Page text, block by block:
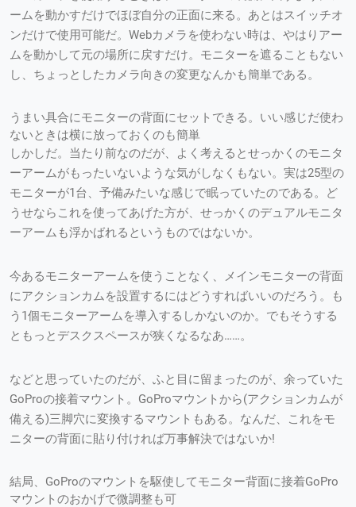
ームを動かすだけでほぼ自分の正面に来る。あとはスイッチオ
ンだけで使用可能だ。Webカメラを使わない時は、やはりアー
ムを動かして元の場所に戻すだけ。モニターを遮ることもない
し、ちょっとしたカメラ向きの変更なんかも簡単である。
うまい具合にモニターの背面にセットできる。いい感じだ使わ
ないときは横に放っておくのも簡単
しかしだ。当たり前なのだが、よく考えるとせっかくのモニタ
ーアームがもったいないような気がしなくもない。実は25型の
モニターが1台、予備みたいな感じで眠っていたのである。ど
うせならこれを使ってあげた方が、せっかくのデュアルモニタ
ーアームも浮かばれるというものではないか。
今あるモニターアームを使うことなく、メインモニターの背面
にアクションカムを設置するにはどうすればいいのだろう。も
う1個モニターアームを導入するしかないのか。でもそうする
ともっとデスクスペースが狭くなるなあ……。
などと思っていたのだが、ふと目に留まったのが、余っていた
GoProの接着マウント。GoProマウントから(アクションカムが
備える)三脚穴に変換するマウントもある。なんだ、これをモ
ニターの背面に貼り付ければ万事解決ではないか!
結局、GoProのマウントを駆使してモニター背面に接着GoPro
マウントのおかげで微調整も可